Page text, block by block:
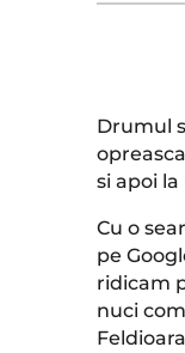
Drumul
si apoi la
Cu o
pe
ridicam
nuci